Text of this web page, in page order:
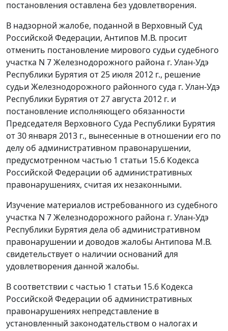
постановления оставлена без удовлетворения.
В надзорной жалобе, поданной в Верховный Суд
Российской Федерации, Антипов М.В. просит
отменить постановление мирового судьи судебного
участка N 7 Железнодорожного района г. Улан-Удэ
Республики Бурятия от 25 июля 2012 г., решение
судьи Железнодорожного районного суда г. Улан-Удэ
Республики Бурятия от 27 августа 2012 г. и
постановление исполняющего обязанности
Председателя Верховного Суда Республики Бурятия
от 30 января 2013 г., вынесенные в отношении его по
делу об административном правонарушении,
предусмотренном частью 1 статьи 15.6 Кодекса
Российской Федерации об административных
правонарушениях, считая их незаконными.
Изучение материалов истребованного из судебного
участка N 7 Железнодорожного района г. Улан-Удэ
Республики Бурятия дела об административном
правонарушении и доводов жалобы Антипова М.В.
свидетельствует о наличии оснований для
удовлетворения данной жалобы.
В соответствии с частью 1 статьи 15.6 Кодекса
Российской Федерации об административных
правонарушениях непредставление в
установленный законодательством о налогах и